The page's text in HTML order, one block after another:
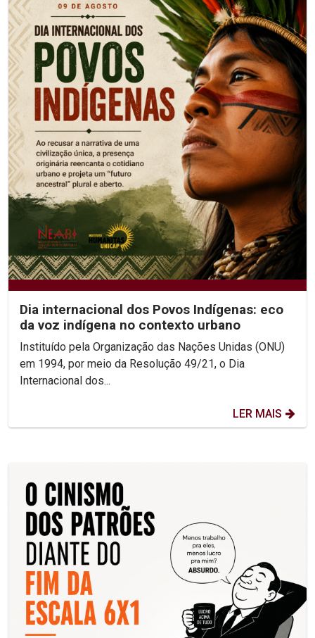
Dia internacional dos Povos Indígenas: eco
da voz indígena no contexto urbano
Instituído pela Organização das Nações Unidas (ONU)
em 1994, por meio da Resolução 49/21, o Dia
Internacional dos...
LER MAIS